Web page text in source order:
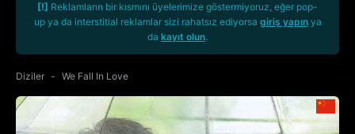
[!] Reklamların bir kısmını üyelerimize göstermiyoruz, eğer pop-
up ya da interstitial reklamlar sizi rahatsız ediyorsa giriş yapınya
da kayıt olun.
Diziler We Fall In Love